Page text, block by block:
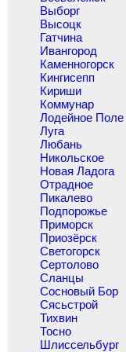
Выборг
Высоцк
Гатчина
Ивангород
Каменногорск
Кингисепп
Кириши
Коммунар
Лодейное Поле
Луга
Любань
Никольское
Новая Ладога
Отрадное
Пикалево
Подпорожье
Приморск
Приозёрск
Светогорск
Сертолово
Сланцы
Сосновый Бор
Сясьстрой
Тихвин
Тосно
Шлиссельбург